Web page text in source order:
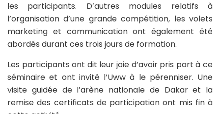
les participants. D’autres modules relatifs à
l’organisation d’une grande compétition, les volets
marketing et communication ont également été
abordés durant ces trois jours de formation.
Les participants ont dit leur joie d’avoir pris part à ce
séminaire et ont invité l’Uww à le pérenniser. Une
visite guidée de l’arène nationale de Dakar et la
remise des certificats de participation ont mis fin à